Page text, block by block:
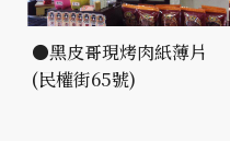
●黑皮哥現烤肉紙薄片
(民權街65號)